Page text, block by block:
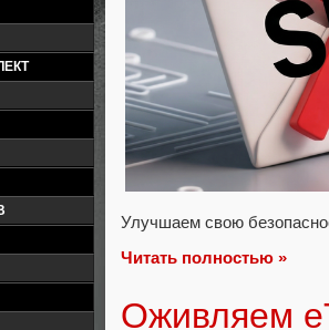
Улучшаем свою
Читать полностью »
Оживляем